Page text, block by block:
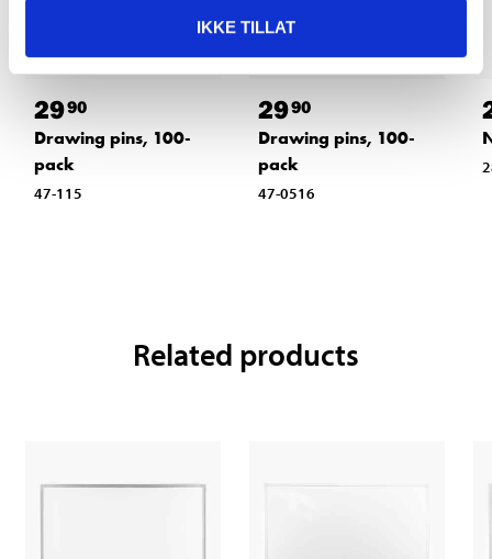
IKKE TILLAT
2990
Drawing pins, 100-
pack
47-115
2990
Drawing pins, 100-
pack
47-0516
Related products